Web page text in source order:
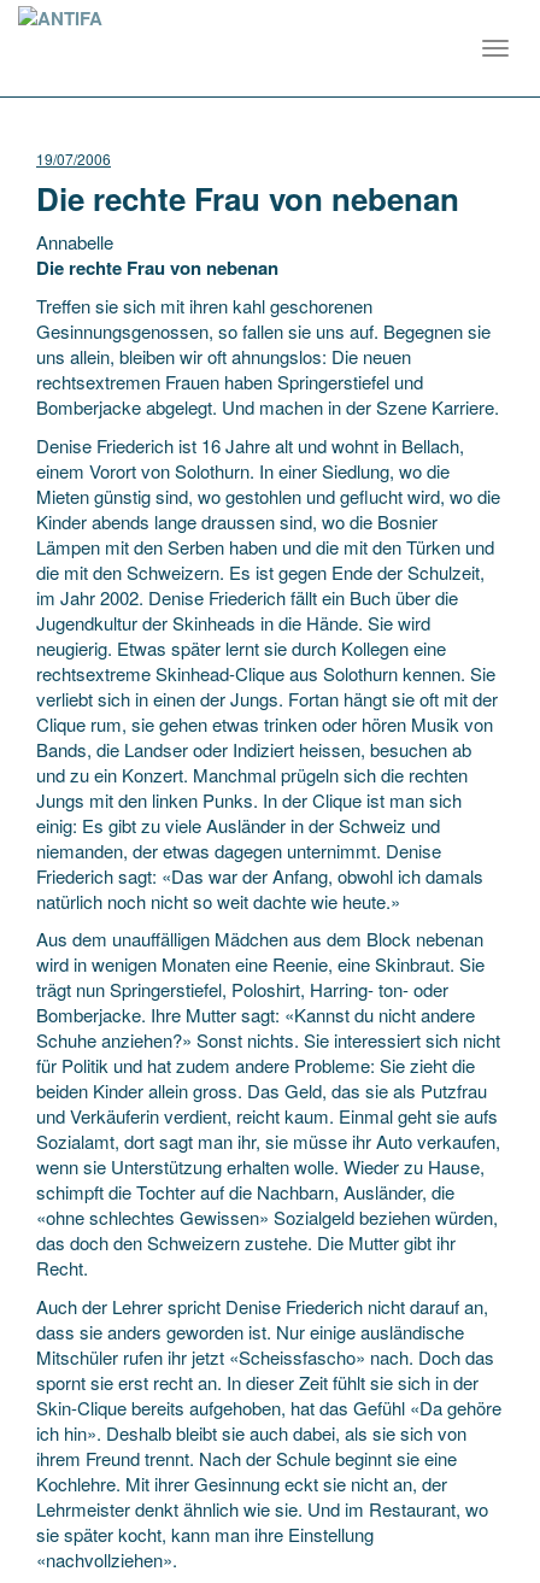
19/07/2006
Die rechte Frau von nebenan
Annabelle
Die rechte Frau von nebenan
Treffen sie sich mit ihren kahl geschorenen
Gesinnungsgenossen, so fallen sie uns auf. Begegnen sie
uns allein, bleiben wir oft ahnungslos: Die neuen
rechtsextremen Frauen haben Springerstiefel und
Bomberjacke abgelegt. Und machen in der Szene Karriere.
Denise Friederich ist 16 Jahre alt und wohnt in Bellach,
einem Vorort von Solothurn. In einer Siedlung, wo die
Mieten günstig sind, wo gestohlen und geflucht wird, wo die
Kinder abends lange draussen sind, wo die Bosnier
Lämpen mit den Serben haben und die mit den Türken und
die mit den Schweizern. Es ist gegen Ende der Schulzeit,
im Jahr 2002. Denise Friederich fällt ein Buch über die
Jugendkultur der Skinheads in die Hände. Sie wird
neugierig. Etwas später lernt sie durch Kollegen eine
rechtsextreme Skinhead-Clique aus Solothurn kennen. Sie
verliebt sich in einen der Jungs. Fortan hängt sie oft mit der
Clique rum, sie gehen etwas trinken oder hören Musik von
Bands, die Landser oder Indiziert heissen, besuchen ab
und zu ein Konzert. Manchmal prügeln sich die rechten
Jungs mit den linken Punks. In der Clique ist man sich
einig: Es gibt zu viele Ausländer in der Schweiz und
niemanden, der etwas dagegen unternimmt. Denise
Friederich sagt: «Das war der Anfang, obwohl ich damals
natürlich noch nicht so weit dachte wie heute.»
Aus dem unauffälligen Mädchen aus dem Block nebenan
wird in wenigen Monaten eine Reenie, eine Skinbraut. Sie
trägt nun Springerstiefel, Poloshirt, Harring- ton- oder
Bomberjacke. Ihre Mutter sagt: «Kannst du nicht andere
Schuhe anziehen?» Sonst nichts. Sie interessiert sich nicht
für Politik und hat zudem andere Probleme: Sie zieht die
beiden Kinder allein gross. Das Geld, das sie als Putzfrau
und Verkäuferin verdient, reicht kaum. Einmal geht sie aufs
Sozialamt, dort sagt man ihr, sie müsse ihr Auto verkaufen,
wenn sie Unterstützung erhalten wolle. Wieder zu Hause,
schimpft die Tochter auf die Nachbarn, Ausländer, die
«ohne schlechtes Gewissen» Sozialgeld beziehen würden,
das doch den Schweizern zustehe. Die Mutter gibt ihr
Recht.
Auch der Lehrer spricht Denise Friederich nicht darauf an,
dass sie anders geworden ist. Nur einige ausländische
Mitschüler rufen ihr jetzt «Scheissfascho» nach. Doch das
spornt sie erst recht an. In dieser Zeit fühlt sie sich in der
Skin-Clique bereits aufgehoben, hat das Gefühl «Da gehöre
ich hin». Deshalb bleibt sie auch dabei, als sie sich von
ihrem Freund trennt. Nach der Schule beginnt sie eine
Kochlehre. Mit ihrer Gesinnung eckt sie nicht an, der
Lehrmeister denkt ähnlich wie sie. Und im Restaurant, wo
sie später kocht, kann man ihre Einstellung
«nachvollziehen».